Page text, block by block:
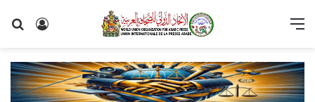
تسجيل
القائمة